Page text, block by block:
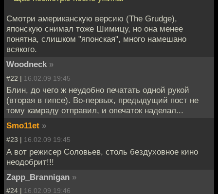
Смотри американскую версию (The Grudge),
японскую снимал тоже Шимицу, но она менее
понятна, слишком "японская", много намешано
всякого.
Woodneck »
#22 | 16.02.09 19:45
Блин, до чего ж неудобно печатать одной рукой
(вторая в гипсе). Во-первых, предыдущий пост не
тому камраду отправил, и опечаток наделал...
Smo11et »
#23 | 16.02.09 19:45
А вот режисер Соловьев, столь бездуховное кино
неодобрит!!!
Zapp_Brannigan »
#24 | 16.02.09 19:46